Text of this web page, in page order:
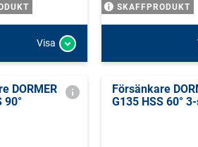
Visa
SKAFFPRODUKT
DORMER
90°
Försänkare
G135 HSS 60°